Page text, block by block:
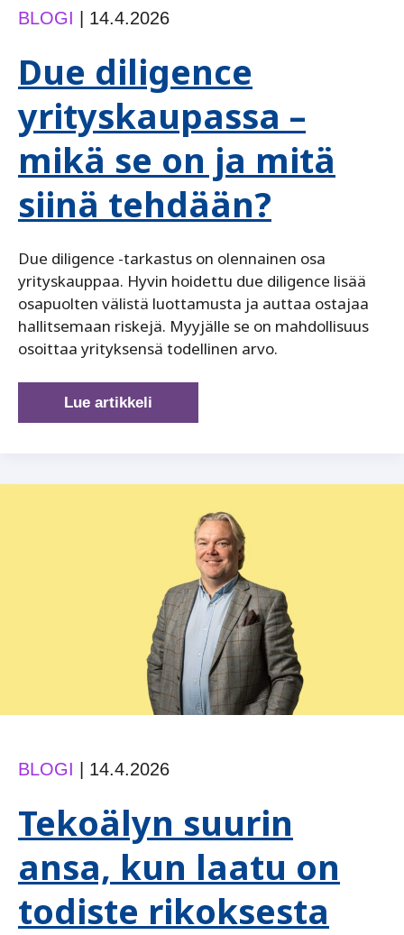
BLOGI 14.4.2026
Due diligence
yrityskaupassa –
mikä se on ja mitä
siinä tehdään?
Due diligence -tarkastus on olennainen osa
yrityskauppaa. Hyvin hoidettu due diligence lisää
osapuolten välistä luottamusta ja auttaa ostajaa
hallitsemaan riskejä. Myyjälle se on mahdollisuus
osoittaa yrityksensä todellinen arvo.
Due
diligence
Lue artikkeli
BLOGI | 14.4.2026
Tekoälyn suurin
ansa, kun laatu on
todiste rikoksesta